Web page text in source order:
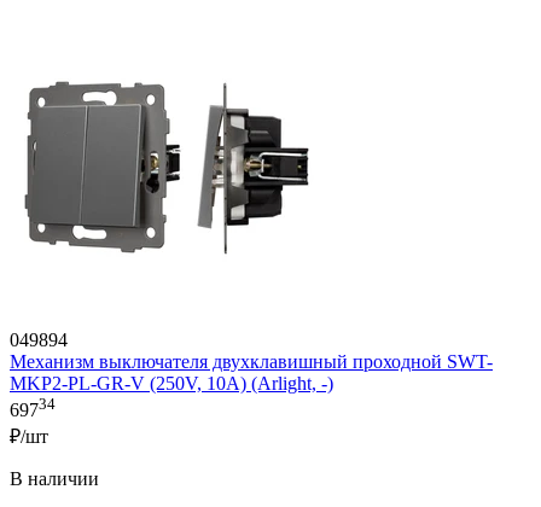
049894
Механизм выключателя двухклавишный проходной SWT-
MKP2-PL-GR-V (250V, 10A) (Arlight, -)
69734
₽/шт
В наличии